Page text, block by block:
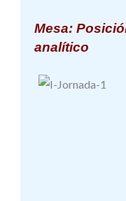
Mesa:
analítico